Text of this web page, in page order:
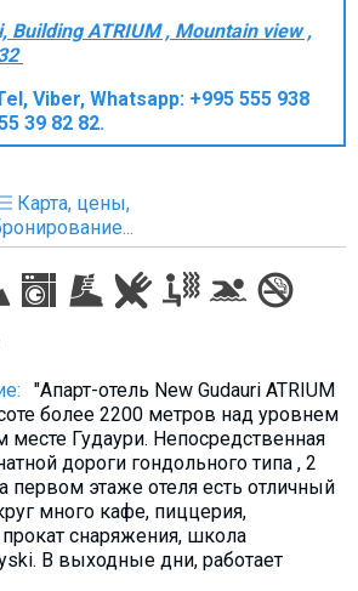
Building ATRIUM , Mountain view ,
Viber, Whatsapp: +995 555 938
39 82 82.
Карта, цены,
"Апарт-отель New Gudauri ATRIUM
более 2200 метров над уровнем
Гудаури. Непосредственная
дороги гондольного типа , 2
этаже отеля есть отличный
много кафе, пиццерия,
снаряжения, школа
В выходные дни, работает
предложения
аренда